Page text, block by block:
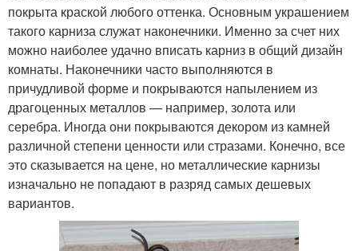
покрыта краской любого оттенка. Основным украшением
такого карниза служат наконечники. Именно за счет них
можно наиболее удачно вписать карниз в общий дизайн
комнаты. Наконечники часто выполняются в
причудливой форме и покрываются напылением из
драгоценных металлов — например, золота или
серебра. Иногда они покрываются декором из камней
различной степени ценности или стразами. Конечно, все
это сказывается на цене, но металлические карнизы
изначально не попадают в разряд самых дешевых
вариантов.